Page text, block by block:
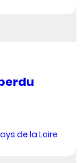
de la Loire